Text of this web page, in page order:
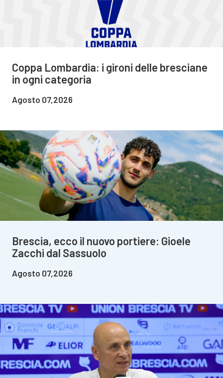
Coppa Lombardia: i gironi delle bresciane
in ogni categoria
Agosto 07,2026
Brescia, ecco il nuovo portiere: Gioele
Zacchi dal Sassuolo
Agosto 07,2026